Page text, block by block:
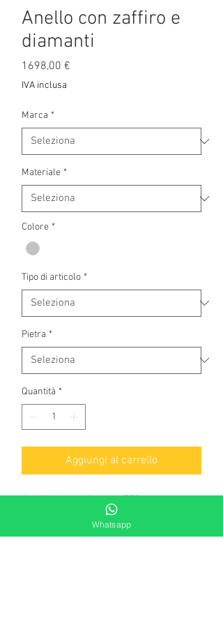
Anello con zaffiro e
diamanti
1698,00 €
IVA inclusa
Marca *
Materiale *
Colore *
Tipo di articolo *
Pietra *
Quantità *
Aggiungi al carrello
Anello in oro bianco a 750
millesimi, con un zaffiro naturale taglio
Whatsapp